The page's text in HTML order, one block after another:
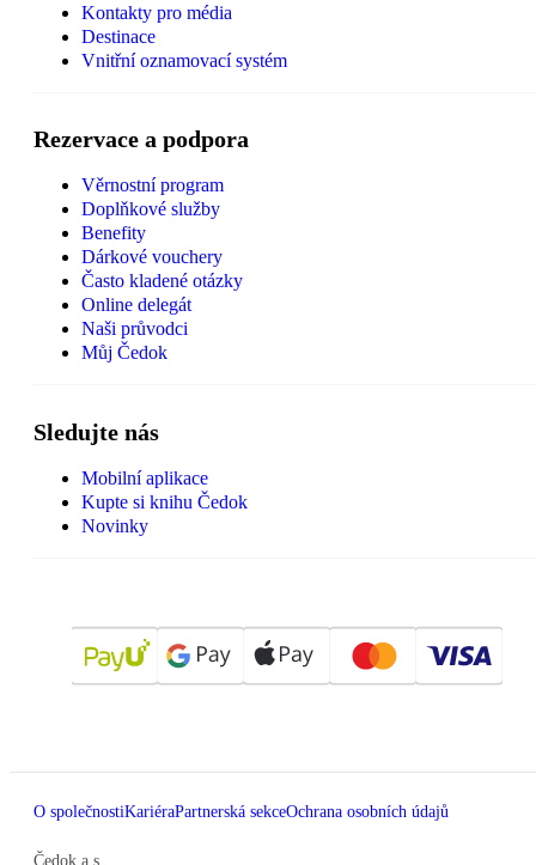
Kontakty pro média
Destinace
Vnitřní oznamovací systém
Rezervace a podpora
Věrnostní program
Doplňkové služby
Benefity
Dárkové vouchery
Často kladené otázky
Online delegát
Naši průvodci
Můj Čedok
Sledujte nás
Mobilní aplikace
Kupte si knihu Čedok
Novinky
O společnostiKariéraPartnerská sekceOchrana osobních údajů
Čedok a.s